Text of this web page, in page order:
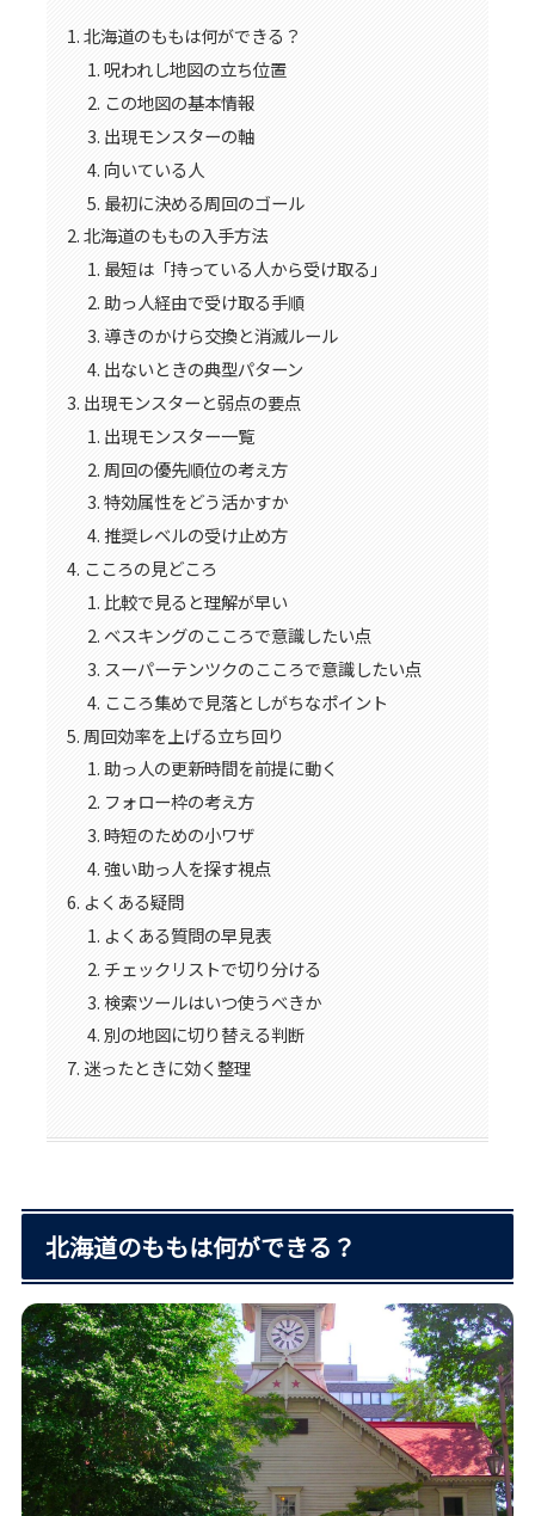
北海道のももは何ができる？
呪われし地図の立ち位置
この地図の基本情報
出現モンスターの軸
向いている人
最初に決める周回のゴール
北海道のももの入手方法
最短は「持っている人から受け取る」
助っ人経由で受け取る手順
導きのかけら交換と消滅ルール
出ないときの典型パターン
出現モンスターと弱点の要点
出現モンスター一覧
周回の優先順位の考え方
特効属性をどう活かすか
推奨レベルの受け止め方
こころの見どころ
比較で見ると理解が早い
ベスキングのこころで意識したい点
スーパーテンツクのこころで意識したい点
こころ集めで見落としがちなポイント
周回効率を上げる立ち回り
助っ人の更新時間を前提に動く
フォロー枠の考え方
時短のための小ワザ
強い助っ人を探す視点
よくある疑問
よくある質問の早見表
チェックリストで切り分ける
検索ツールはいつ使うべきか
別の地図に切り替える判断
迷ったときに効く整理
北海道のももは何ができる？